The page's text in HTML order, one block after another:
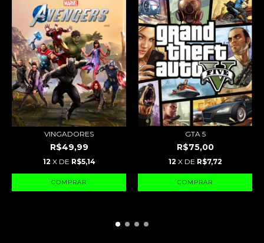
VINGADORES
R$49,99
12 X DE R$5,14
GTA 5
R$75,00
12 X DE R$7,72